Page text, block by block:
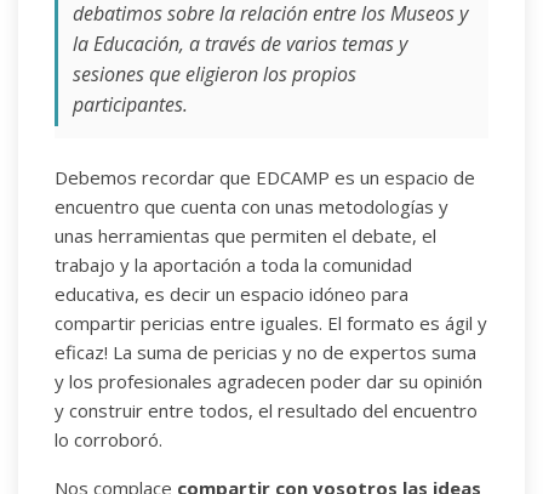
debatimos sobre la relación entre los Museos y
la Educación, a través de varios temas y
sesiones que eligieron los propios
participantes.
Debemos recordar que EDCAMP es un espacio de
encuentro que cuenta con unas metodologías y
unas herramientas que permiten el debate, el
trabajo y la aportación a toda la comunidad
educativa, es decir un espacio idóneo para
compartir pericias entre iguales. El formato es ágil y
eficaz! La suma de pericias y no de expertos suma
y los profesionales agradecen poder dar su opinión
y construir entre todos, el resultado del encuentro
lo corroboró.
Nos complace compartir con vosotros las ideas